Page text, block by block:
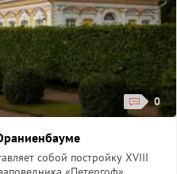
0
собой постройку XVIII